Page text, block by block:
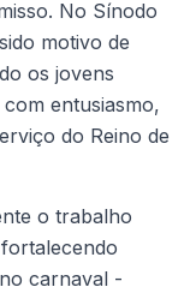
No Sínodo
motivo de
os jovens
entusiasmo,
do Reino de
o trabalho
carnaval -